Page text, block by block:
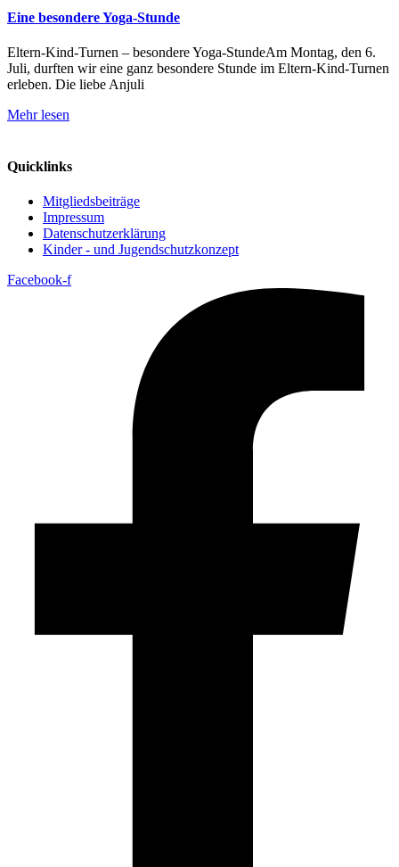
Eine besondere Yoga-Stunde
Eltern-Kind-Turnen – besondere Yoga-StundeAm Montag, den 6.
Juli, durften wir eine ganz besondere Stunde im Eltern-Kind-Turnen
erleben. Die liebe Anjuli
Mehr lesen
Quicklinks
Mitgliedsbeiträge
Impressum
Datenschutzerklärung
Kinder - und Jugendschutzkonzept
Facebook-f